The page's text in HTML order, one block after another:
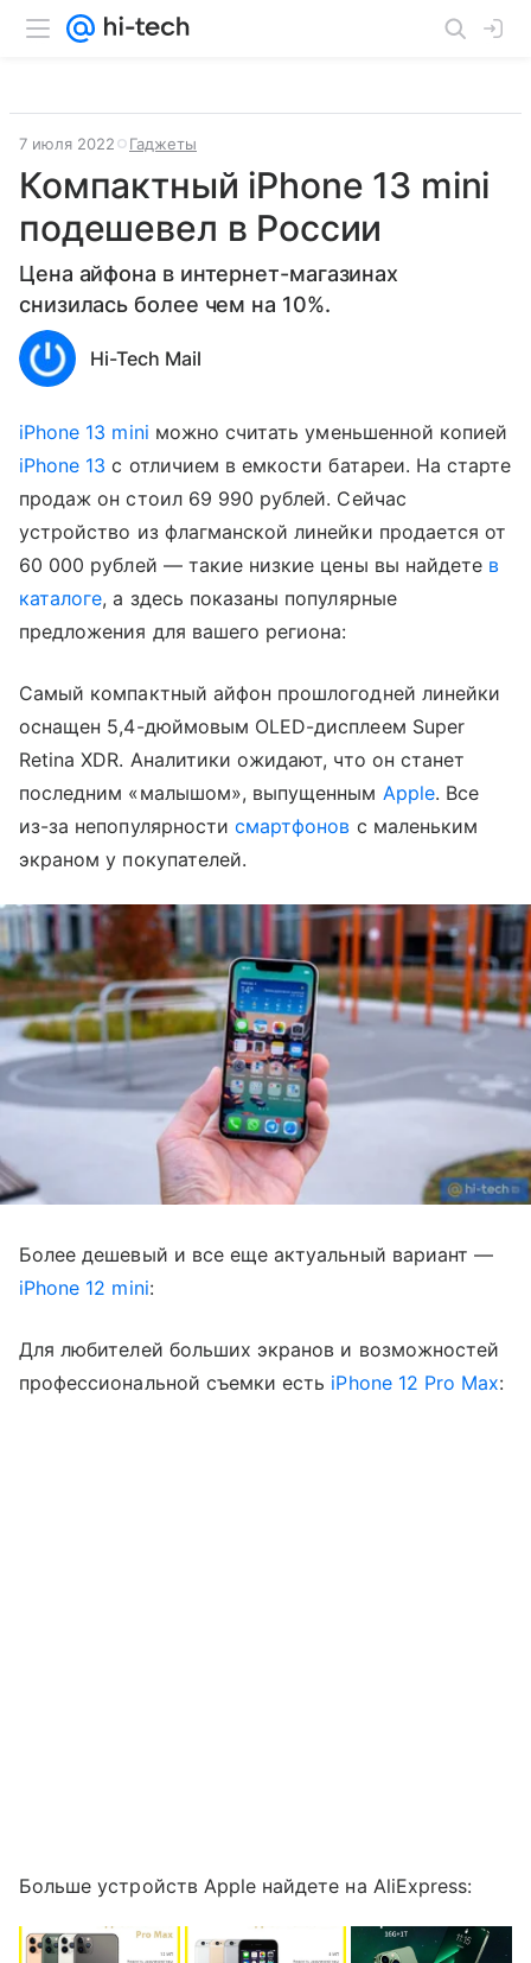
7 июля 2022 Гаджеты
Компактный iPhone 13 mini
подешевел в России
Цена айфона в интернет-магазинах
снизилась более чем на 10%.
Hi-Tech Mail
iPhone 13 mini можно считать уменьшенной копией
iPhone 13 с отличием в емкости батареи. На старте
продаж он стоил 69 990 рублей. Сейчас
устройство из флагманской линейки продается от
60 000 рублей — такие низкие цены вы найдете в
каталоге, а здесь показаны популярные
предложения для вашего региона:
Самый компактный айфон прошлогодней линейки
оснащен 5,4-дюймовым OLED-дисплеем Super
Retina XDR. Аналитики ожидают, что он станет
последним «малышом», выпущенным Apple. Все
из-за непопулярностисмартфонов с маленьким
экраном у покупателей.
Более дешевый и все еще актуальный вариант —
iPhone 12 mini:
Для любителей больших экранов и возможностей
профессиональной съемки есть iPhone 12 Pro Max:
Больше устройств Apple найдете на AliExpress: